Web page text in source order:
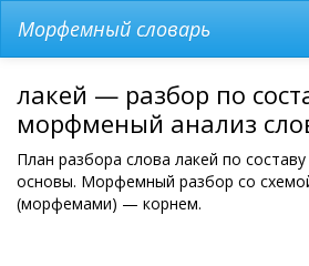
Морфемный словарь
лакей — разбор по
морфменый анализ
План разбора слова лакей по
основы. Морфемный разбор со
(морфемами) — корнем.